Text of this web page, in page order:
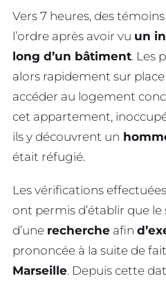
Vers 7 heures, des
l’ordre après avoir vu un
long d’un bâtiment. Les
alors rapidement sur
accéder au logement
cet appartement,
ils y découvrent un
était réfugié.
Les vérifications
ont permis d’établir que le
d’une recherche afin
prononcée à la suite de
Marseille. Depuis cette